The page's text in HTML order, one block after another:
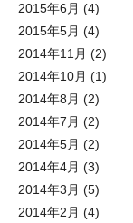
2015年6月 (4)
2015年5月 (4)
2014年11月 (2)
2014年10月 (1)
2014年8月 (2)
2014年7月 (2)
2014年5月 (2)
2014年4月 (3)
2014年3月 (5)
2014年2月 (4)